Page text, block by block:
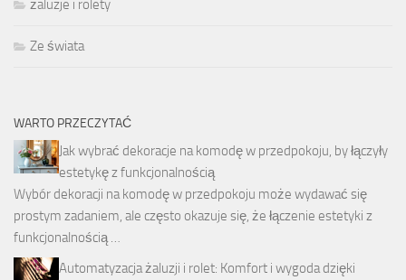
żaluzje i rolety
Ze świata
WARTO PRZECZYTAĆ
Jak wybrać dekoracje na komodę w przedpokoju, by łączyły
estetykę z funkcjonalnością
Wybór dekoracji na komodę w przedpokoju może wydawać się
prostym zadaniem, ale często okazuje się, że łączenie estetyki z
funkcjonalnością …
Automatyzacja żaluzji i rolet: Komfort i wygoda dzięki